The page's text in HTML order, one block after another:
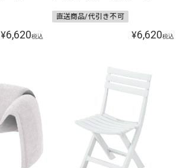
¥6,620税込
直送商品/代引き不可
¥6,620税込